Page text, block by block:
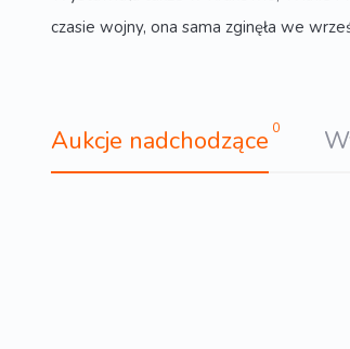
czasie wojny, ona sama zginęła we
Aukcje nadchodzące 0